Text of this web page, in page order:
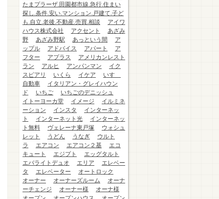
たまプラーザ.田園都市線.急行.住まい
探し.条件.安い.マンション.戸建て.子ど
も.自立.老後.不動産.売買.相談
アイワ
ハウス株式会社
アクセント
あざみ
野
あざみ野駅 あっという間
ア
ップル
アドバイス アパート
ア
フター
アプラス
アメリカンレスト
ラン
アルヒ アンパンマン
イク
スピアリ
いくら イケア
いすゞ
自動車
イタリアン・グレイハウン
ド
いちご
いちごのデニッシュ
イトーヨーカ堂
イメージ
イルミネ
ーション
インスタ
インターネッ
ト
インターネット光
インターネッ
ト無料
ヴェレーナ東戸塚
ウォシュ
レット
うどん うなぎ
ウルト
ラ
エアコン エアコン２基
エコ
キュート
エジプト
エッグタルト
エバライトデュオ
エリア
エレベー
タ
エレベーター
オートロック
オーナー
オーナーズルーム
オーナ
ーチェンジ
オーナー様
オーナ様